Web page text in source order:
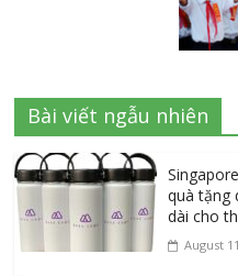
Bài viết ngẫu nhiên
quà tặng
dài cho
August